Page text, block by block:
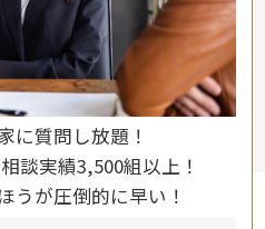
に質問し放題！
談実績3,500組以上！
うが圧倒的に早い！